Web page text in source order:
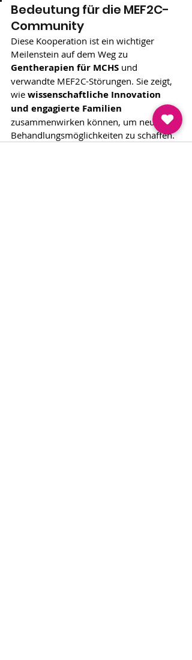
Bedeutung für die MEF2C-
Community
Diese Kooperation ist ein wichtiger
Meilenstein auf dem Weg zu
Gentherapien für MCHS und
verwandte MEF2C-Störungen. Sie zeigt,
wie wissenschaftliche Innovation
und engagierte Familien
zusammenwirken können, um neue
Behandlungsmöglichkeiten zu schaffen.